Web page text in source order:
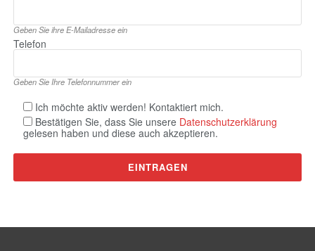
Geben Sie ihre E‑Mailadresse ein
Telefon
Geben Sie Ihre Telefonnummer ein
Ich möchte aktiv werden! Kontaktiert mich.
Bestätigen Sie, dass Sie unsere Datenschutzerklärung
gelesen haben und diese auch akzeptieren.